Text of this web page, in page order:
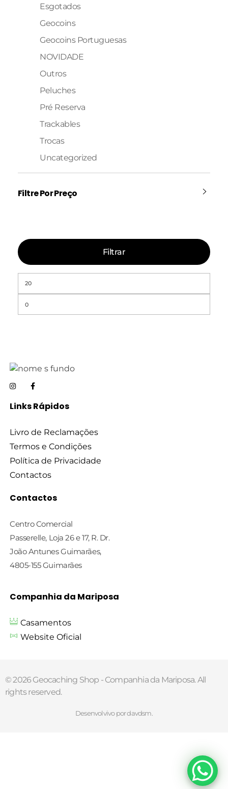
Esgotados
Geocoins
Geocoins Portuguesas
NOVIDADE
Outros
Peluches
Pré Reserva
Trackables
Trocas
Uncategorized
Filtre Por Preço
Filtrar
Links Rápidos
Livro de Reclamações
Termos e Condições
Política de Privacidade
Contactos
Contactos
Centro Comercial
Passerelle, Loja 26 e 17, R. Dr.
João Antunes Guimarães,
4805-155 Guimarães
Companhia da Mariposa
Casamentos
Website Oficial
© 2026 Geocaching Shop - Companhia da Mariposa. All
rights reserved.
Desenvolvivo por davdsm.